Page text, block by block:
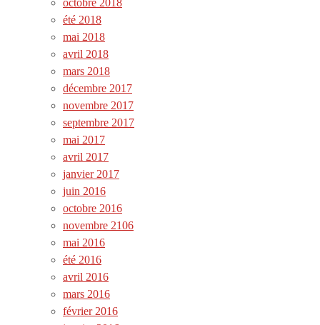
octobre 2018
été 2018
mai 2018
avril 2018
mars 2018
décembre 2017
novembre 2017
septembre 2017
mai 2017
avril 2017
janvier 2017
juin 2016
octobre 2016
novembre 2106
mai 2016
été 2016
avril 2016
mars 2016
février 2016